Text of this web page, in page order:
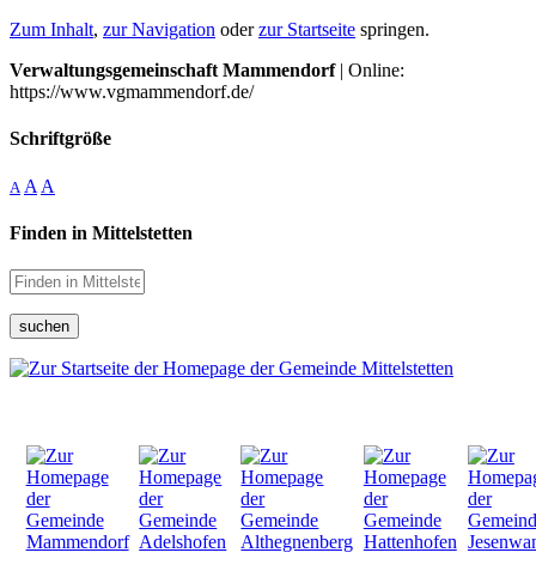
Zum Inhalt, zur Navigation oderzur Startseite springen.
Verwaltungsgemeinschaft Mammendorf| Online:
https://www.vgmammendorf.de/
Schriftgröße
A A A
Finden in Mittelstetten
suchen